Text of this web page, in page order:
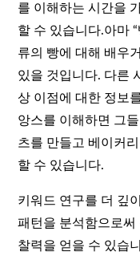
를 이해하는 시간을
할 수 있습니다.아마
류의 빵에 대해 배우
있을 것입니다. 다른
상 이점에 대한 정보
앙스를 이해하면 그
츠를 만들고 베이커
할 수 있습니다.
키워드 연구를 더 깊
패턴을 분석함으로
찰력을 얻을 수 있습